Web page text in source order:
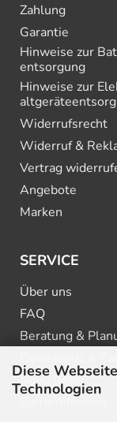
Diese
Technologien
Zahlung
Garantie
Hinweise zur
entsorgung
Hinweise zur
Widerrufsrecht
Widerruf &
Vertrag
Angebote
Marken
SERVICE
Über uns
FAQ
Beratung &
Newsletter
Barrierefreiheit